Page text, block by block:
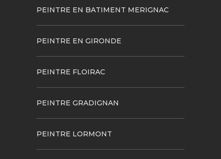
PEINTRE EN BATIMENT MERIGNAC
PEINTRE EN GIRONDE
PEINTRE FLOIRAC
PEINTRE GRADIGNAN
PEINTRE LORMONT